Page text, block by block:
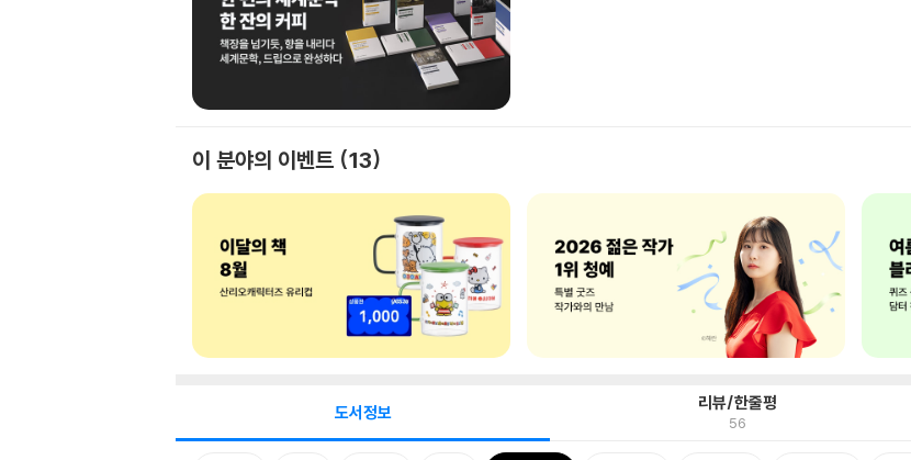
이 분야의 이벤트 13
도서정보 리뷰/한줄평
56